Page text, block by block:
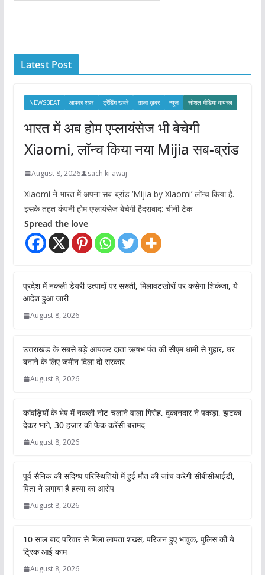
r
e
Latest Post
NEWSBEAT आपका शहर ट्रेंडिंग खबरें ताज़ा ख़बर न्यूज़ सोशल मीडिया वायरल
भारत में अब होम एप्लायंसेज भी बेचेगी
Xiaomi, लॉन्च किया नया Mijia सब-ब्रांड
August 8, 2026 sach ki awaj
Xiaomi ने भारत में अपना सब-ब्रांड ‘Mijia by Xiaomi’ लॉन्च किया है.
इसके तहत कंपनी होम एप्लायंसेज बेचेगी हैदराबाद: चीनी टेक
Spread the love
प्रदेश में नकली डेयरी उत्पादों पर सख्ती, मिलावटखोरों पर कसेगा शिकंजा, ये
आदेश हुआ जारी
August 8, 2026
उत्तराखंड के सबसे बड़े आयकर दाता ऋषभ पंत की सीएम धामी से गुहार, घर
बनाने के लिए जमीन दिला दो सरकार
August 8, 2026
कांवड़ियों के भेष में नकली नोट चलाने वाला गिरोह, दुकानदार ने पकड़ा, झटका
देकर भागे, 30 हजार की फेक करेंसी बरामद
August 8, 2026
पूर्व सैनिक की संदिग्ध परिस्थितियों में हुई मौत की जांच करेगी सीबीसीआईडी,
पिता ने लगाया है हत्या का आरोप
August 8, 2026
10 साल बाद परिवार से मिला लापता शख्स, परिजन हुए भावुक, पुलिस की ये
ट्रिक आई काम
August 8, 2026